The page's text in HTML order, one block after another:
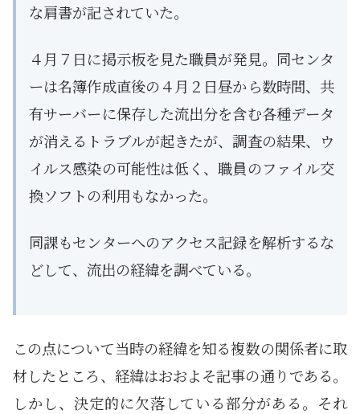
な肩書が記されていた。
４月７日に掲示板を見た職員が発見。同センタ
ーは名簿作成直後の４月２日昼から数時間、共
有サーバーに保存した流出分を含む各種データ
が消えるトラブルが起きたが、調査の結果、ウ
イルス感染の可能性は低く、職員のファイル交
換ソフトの利用もなかった。
同課もセンターへのアクセス記録を解析するな
どして、流出の経緯を調べている。
この点について当時の経緯を知る複数の関係者に取
材したところ、経緯はおおよそ記事の通りである。
しかし、決定的に欠落している部分がある。それ